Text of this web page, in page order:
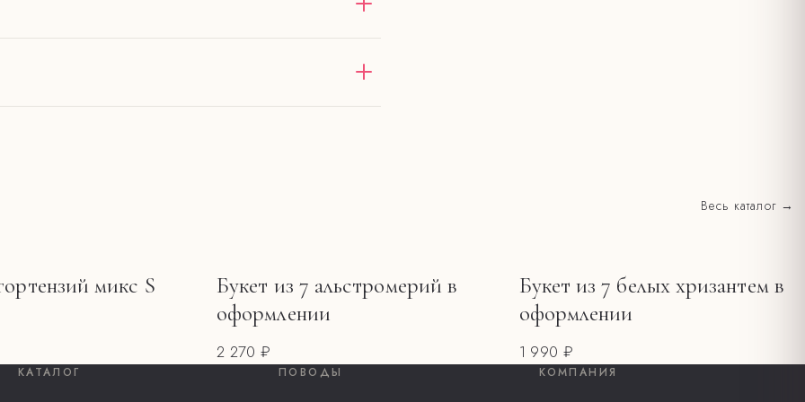
в пределах 12 км от
от 4000 ₽ — бесплатно
Весь каталог →
микс S
Букет из 7 альстромерий в
оформлении
2 270 ₽
Букет из 7 белых хризантем в
оформлении
1 990 ₽
КАТАЛОГ ПОВОДЫ КОМПАНИЯ